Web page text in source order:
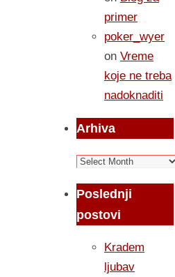
primer
poker_wyer
on Vreme
koje ne treba
nadoknaditi
Arhiva
Arhiva
Poslednji
postovi
Kradem
ljubav